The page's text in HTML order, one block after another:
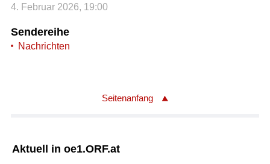
4. Februar 2026, 19:00
Sendereihe
Nachrichten
Seitenanfang
Aktuell in oe1.ORF.at